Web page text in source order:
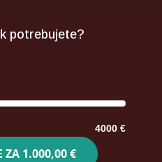
potrebujete?
4000 €
ZA 1.000,00 €